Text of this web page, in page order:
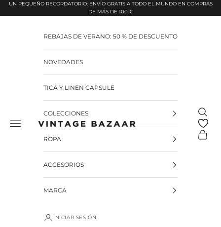
Pular para o conteúdo
UN PEQUEÑO RECORDATORIO: ENVÍO GRATIS A TODO EL MUNDO EN COMPRAS
DE MÁS DE 100 €
Vintage Bazaar
REBAJAS DE VERANO: 50 % DE DESCUENTO
NOVEDADES
TICA Y LINEN CAPSULE
COLECCIONES
ROPA
ACCESORIOS
MARCA
INICIAR SESIÓN